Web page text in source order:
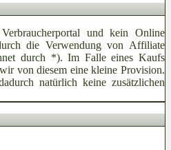
und kein Online
die Verwendung von Affiliate
durch *). Im Falle eines Kaufs
von diesem eine kleine Provision.
natürlich keine zusätzlichen